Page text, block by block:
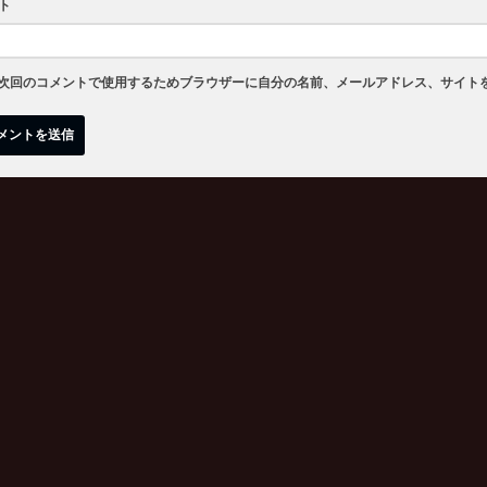
回のコメントで使用するためブラウザーに自分の名前、メールアドレス、サイト